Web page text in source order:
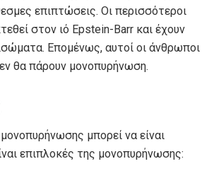
επιπτώσεις. Οι περισσότεροι
στον ιό Epstein-Barr και έχουν
Επομένως, αυτοί οι άνθρωποι
θα πάρουν μονοπυρήνωση.
μπορεί να είναι
επιπλοκές της μονοπυρήνωσης: